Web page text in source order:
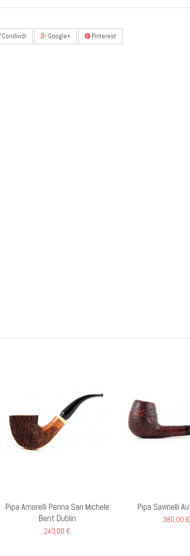
Condividi Google+ Pinterest
Pipa Amorelli Penna San Michele
Bent Dublin
240,00 €
Pipa Savinelli
380,00 €